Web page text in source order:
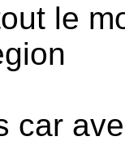
le
car